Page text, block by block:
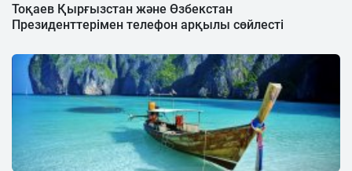
Тоқаев Қырғызстан және Өзбекстан
Президенттерімен телефон арқылы сөйлесті